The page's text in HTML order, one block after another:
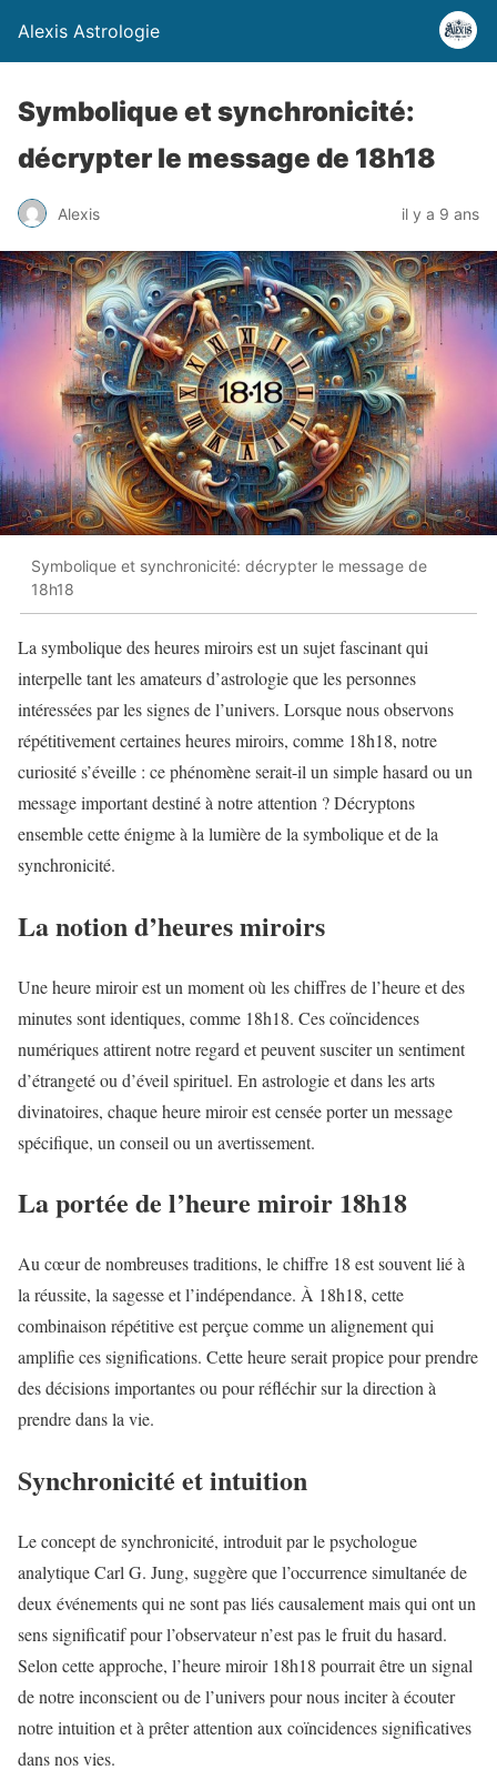
Alexis Astrologie
Symbolique et synchronicité:
décrypter le message de 18h18
Alexis il y a 9 ans
Symbolique et synchronicité: décrypter le message de
18h18
La symbolique des heures miroirs est un sujet fascinant qui
interpelle tant les amateurs d’astrologie que les personnes
intéressées par les signes de l’univers. Lorsque nous observons
répétitivement certaines heures miroirs, comme 18h18, notre
curiosité s’éveille : ce phénomène serait-il un simple hasard ou un
message important destiné à notre attention ? Décryptons
ensemble cette énigme à la lumière de la symbolique et de la
synchronicité.
La notion d’heures miroirs
Une heure miroir est un moment où les chiffres de l’heure et des
minutes sont identiques, comme 18h18. Ces coïncidences
numériques attirent notre regard et peuvent susciter un sentiment
d’étrangeté ou d’éveil spirituel. En astrologie et dans les arts
divinatoires, chaque heure miroir est censée porter un message
spécifique, un conseil ou un avertissement.
La portée de l’heure miroir 18h18
Au cœur de nombreuses traditions, le chiffre 18 est souvent lié à
la réussite, la sagesse et l’indépendance. À 18h18, cette
combinaison répétitive est perçue comme un alignement qui
amplifie ces significations. Cette heure serait propice pour prendre
des décisions importantes ou pour réfléchir sur la direction à
prendre dans la vie.
Synchronicité et intuition
Le concept de synchronicité, introduit par le psychologue
analytique Carl G. Jung, suggère que l’occurrence simultanée de
deux événements qui ne sont pas liés causalement mais qui ont un
sens significatif pour l’observateur n’est pas le fruit du hasard.
Selon cette approche, l’heure miroir 18h18 pourrait être un signal
de notre inconscient ou de l’univers pour nous inciter à écouter
notre intuition et à prêter attention aux coïncidences significatives
dans nos vies.